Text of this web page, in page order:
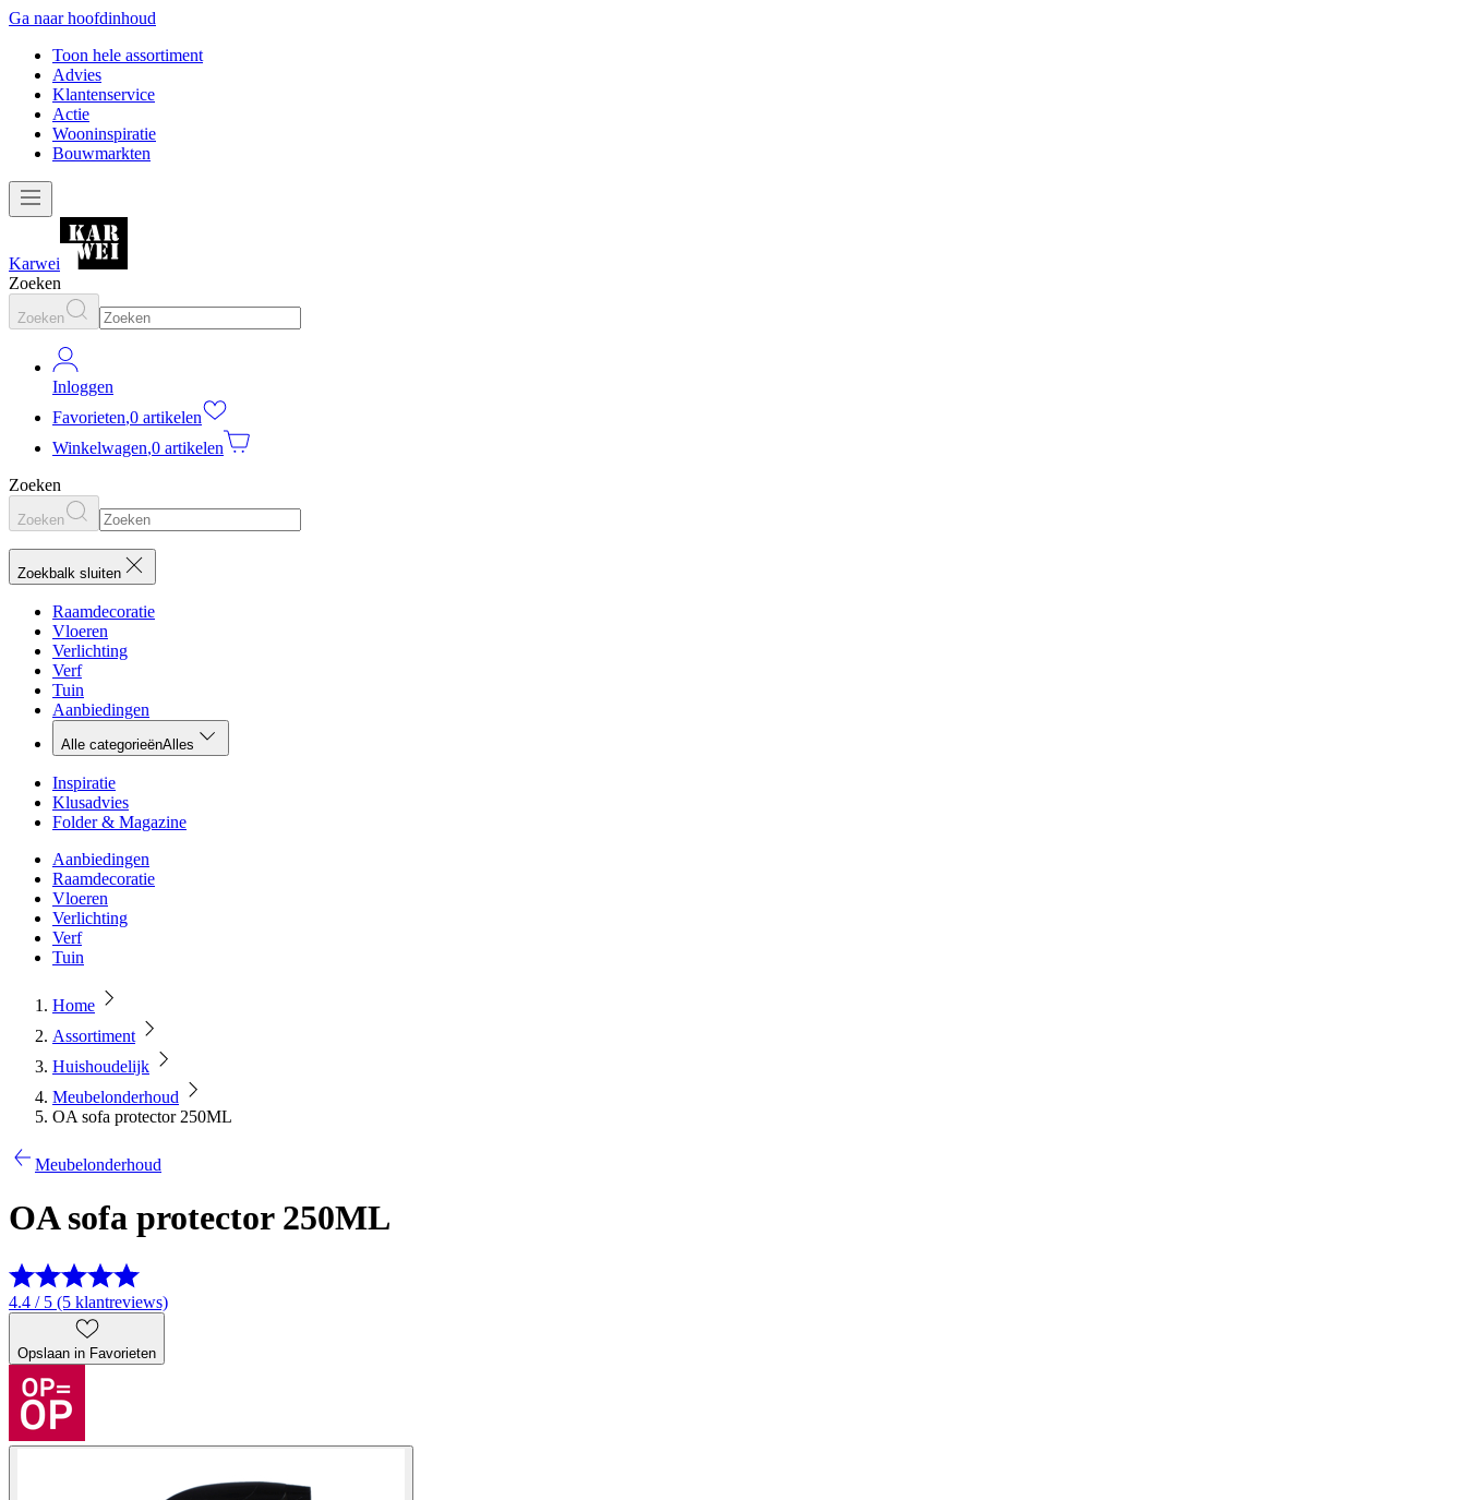
Ga naar hoofdinhoud
Toon hele assortiment
Advies
Klantenservice
Actie
Wooninspiratie
Bouwmarkten
Karwei
Zoeken
Zoeken
Inloggen
Favorieten,0 artikelen
Winkelwagen,0 artikelen
Zoeken
Zoeken
Zoekbalk sluiten
Raamdecoratie
Vloeren
Verlichting
Verf
Tuin
Aanbiedingen
Alle categorieënAlles
Inspiratie
Klusadvies
Folder & Magazine
Aanbiedingen
Raamdecoratie
Vloeren
Verlichting
Verf
Tuin
Home
Assortiment
Huishoudelijk
Meubelonderhoud
OA sofa protector 250ML
Meubelonderhoud
OA sofa protector 250ML
4.4 / 5 (5 klantreviews)
Opslaan in Favorieten